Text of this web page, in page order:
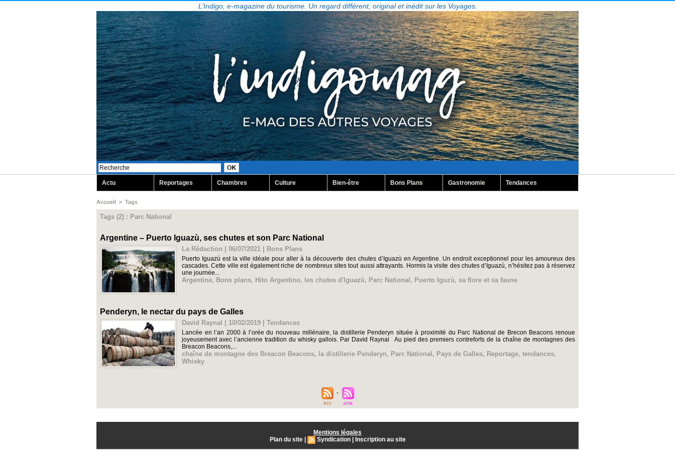
L’Indigo, e-magazine du tourisme. Un regard différent, original et inédit sur les Voyages.
Actu Reportages Chambres Culture Bien-être Bons Plans Gastronomie Tendances
Accueil > Tags
Tags (2) : Parc National
Argentine – Puerto Iguazù, ses chutes et son Parc National
La Rédaction | 06/07/2021 Bons Plans
Puerto Iguazù est la ville idéale pour aller à la découverte des chutes d’Iguazù en Argentine. Un endroit exceptionnel pour les amoureux des
cascades. Cette ville est également riche de nombreux sites tout aussi attrayants. Hormis la visite des chutes d’Iguazù, n’hésitez pas à réservez
une journée...
Argentine, Bons plans, Hito Argentino, les chutes d'Iguazù, Parc National , Puerto Iguzù, sa flore et sa faune
Penderyn, le nectar du pays de Galles
David Raynal | 10/02/2019 Tendances
Lancée en l’an 2000 à l’orée du nouveau millénaire, la distillerie Penderyn située à proximité du Parc National de Brecon Beacons renoue
joyeusement avec l’ancienne tradition du whisky gallois. Par David Raynal Au pied des premiers contreforts de la chaîne de montagnes des
Breacon Beacons,...
chaîne de montagne des Breacon Beacons, la distillerie Penderyn, Parc National , Pays de Galles, Reportage, tendances,
Whisky
Mentions légales
Plan du site
Syndication Inscription au site